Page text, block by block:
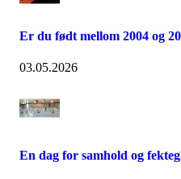
Er du født mellom 2004 og
03.05.2026
En dag for samhold og